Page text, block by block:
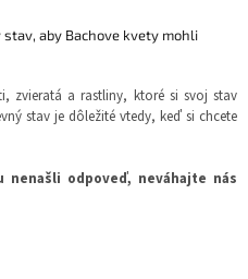
aby Bachove kvety mohli
zvieratá a rastliny, ktoré si svoj stav
stav je dôležité vtedy, keď si chcete
odpoveď, neváhajte nás